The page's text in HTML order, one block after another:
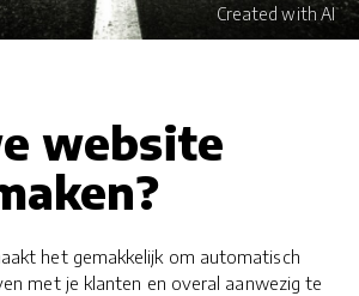
website
het gemakkelijk om automatisch
met je klanten en overal aanwezig te